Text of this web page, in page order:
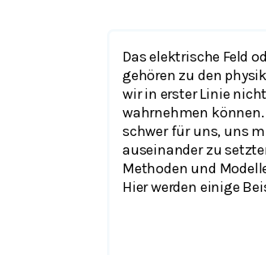
Das elektrische Feld
gehören zu den
wir in erster Linie
wahrnehmen
schwer für uns, uns
auseinander zu
Methoden und
Hier werden einige